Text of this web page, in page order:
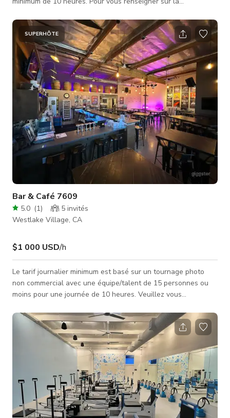
réservations à plus fort impact, envoyez un message avec les
détails suivants : - Nom du projet : - Type de projet (Film, TV,
Publicité, Photo, Clip musical, etc.) : - Dates nécessaires : -
Nombre d'heures nécessaires : - Heures spécifiques
nécessaires : - Zones d
SUPERHÔTE
Bar & Café 7609
5.0 (1) 5 invités
Westlake Village, CA
$1 000 USD/h
Le tarif journalier minimum est basé sur un tournage photo
non commercial avec une équipe/talent de 15 personnes ou
moins pour une journée de 10 heures. Veuillez vous
et inclure les détails suivants concernant votre projet. Nom du
projet : Dates nécessaires : Objet du projet : Taille de
l'équipe/talent : Heures nécessaires : Zones nécessaires :
Informations diverses pertinentes pour votre projet :